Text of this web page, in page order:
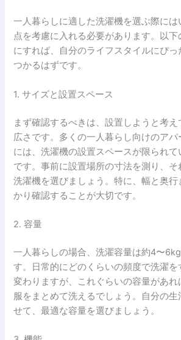
一人暮らしに適した洗濯機を選ぶ際に
点を考慮に入れる必要があります。以
にすれば、自分のライフスタイルにぴ
つかるはずです。
1. サイズと設置スペース
まず確認するべきは、設置しようと考
広さです。多くの一人暮らし向けのア
には、洗濯機の設置スペースが限られ
です。事前に設置場所の寸法を測り、
洗濯機を選びましょう。特に、幅と奥行
かり確認することが大切です。
2. 容量
一人暮らしの場合、洗濯容量は約4〜
す。日常的にどのくらいの頻度で洗濯を
変わりますが、これぐらいの容量があ
服をまとめて洗えるでしょう。自分の
せて、最適な容量を選びましょう。